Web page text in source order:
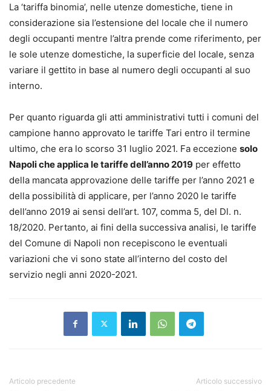
La ‘tariffa binomia’, nelle utenze domestiche, tiene in
considerazione sia l’estensione del locale che il numero
degli occupanti mentre l’altra prende come riferimento, per
le sole utenze domestiche, la superficie del locale, senza
variare il gettito in base al numero degli occupanti al suo
interno.
Per quanto riguarda gli atti amministrativi tutti i comuni del
campione hanno approvato le tariffe Tari entro il termine
ultimo, che era lo scorso 31 luglio 2021. Fa eccezione solo
Napoli che applica le tariffe dell’anno 2019 per effetto
della mancata approvazione delle tariffe per l’anno 2021 e
della possibilità di applicare, per l’anno 2020 le tariffe
dell’anno 2019 ai sensi dell’art. 107, comma 5, del Dl. n.
18/2020. Pertanto, ai fini della successiva analisi, le tariffe
del Comune di Napoli non recepiscono le eventuali
variazioni che vi sono state all’interno del costo del
servizio negli anni 2020-2021.
Articolo precedente Articolo successivo